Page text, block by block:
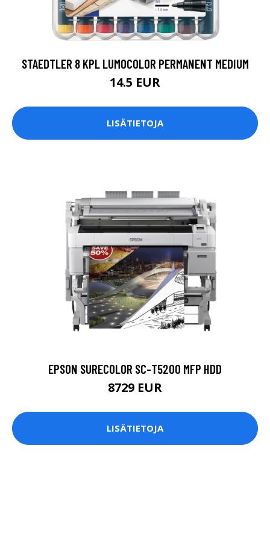
STAEDTLER 8 KPL LUMOCOLOR PERMANENT MEDIUM
14.5 EUR
LISÄTIETOJA
EPSON SURECOLOR SC-T5200 MFP HDD
8729 EUR
LISÄTIETOJA